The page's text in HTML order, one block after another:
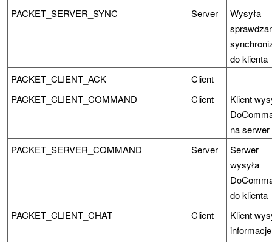
PACKET_SERVER_SYNC
Server
Wysyła
do klienta
PACKET_CLIENT_ACK
Client
PACKET_CLIENT_COMMAND
Client
Klient
na serwer
PACKET_SERVER_COMMAND
Server
Serwer
wysyła
do klienta
PACKET_CLIENT_CHAT
Client
Klient